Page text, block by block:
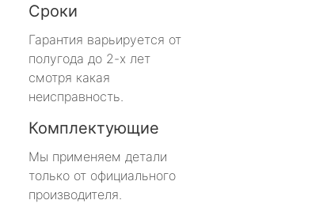
Сроки
Гарантия варьируется от
полугода до 2-х лет
смотря какая
неисправность.
Комплектующие
Мы применяем детали
только от официального
производителя.